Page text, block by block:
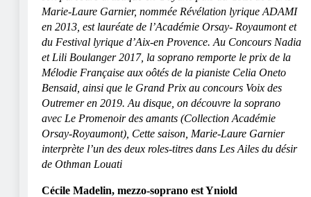
Marie-Laure Garnier, nommée Révélation lyrique ADAMI
en 2013, est lauréate de l’Académie Orsay- Royaumont et
du Festival lyrique d’Aix-en Provence. Au Concours Nadia
et Lili Boulanger 2017, la soprano remporte le prix de la
Mélodie Française aux oôtés de la pianiste Celia Oneto
Bensaid, ainsi que le Grand Prix au concours Voix des
Outremer en 2019. Au disque, on découvre la soprano
avec Le Promenoir des amants (Collection Académie
Orsay-Royaumont), Cette saison, Marie-Laure Garnier
interprète l’un des deux roles-titres dans Les Ailes du désir
de Othman Louati
Cécile Madelin, mezzo-soprano est Yniold